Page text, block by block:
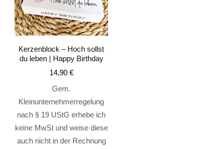
Kerzenblock – Hoch sollst
du leben | Happy Birthday
14,90 €
Gem.
Kleinunternehmerregelung
nach § 19 UStG erhebe ich
keine MwSt und weise diese
auch nicht in der Rechnung